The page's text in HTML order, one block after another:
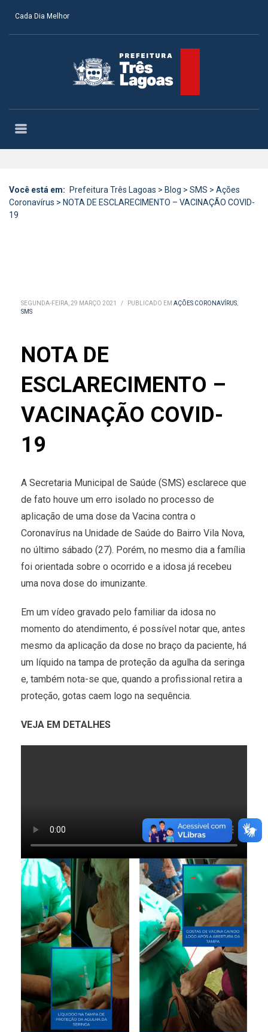
Cada Dia Melhor
Você está em: Prefeitura Três Lagoas > Blog > SMS > Ações
Coronavírus > NOTA DE ESCLARECIMENTO – VACINAÇÃO COVID-
19
SEGUNDA-FEIRA, 29 MARÇO 2021 / PUBLICADO EM AÇÕES CORONAVÍRUS,
SMS
NOTA DE
ESCLARECIMENTO –
VACINAÇÃO COVID-
19
A Secretaria Municipal de Saúde (SMS) esclarece que
de fato houve um erro isolado no processo de
aplicação de uma dose da Vacina contra o
Coronavírus na Unidade de Saúde do Bairro Vila Nova,
no último sábado (27). Porém, no mesmo dia a família
foi orientada sobre o ocorrido e a idosa já recebeu
uma nova dose do imunizante.
Em um vídeo gravado pelo familiar da idosa no
momento do atendimento, é possível notar que, antes
mesmo da aplicação da dose no braço da paciente, há
um líquido na tampa de proteção da agulha da seringa
e, também nota-se que, quando a profissional retira a
proteção, gotas caem logo na sequência.
VEJA EM DETALHES